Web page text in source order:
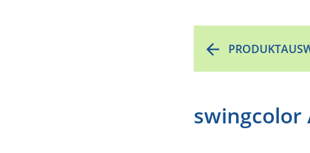
swingcolor